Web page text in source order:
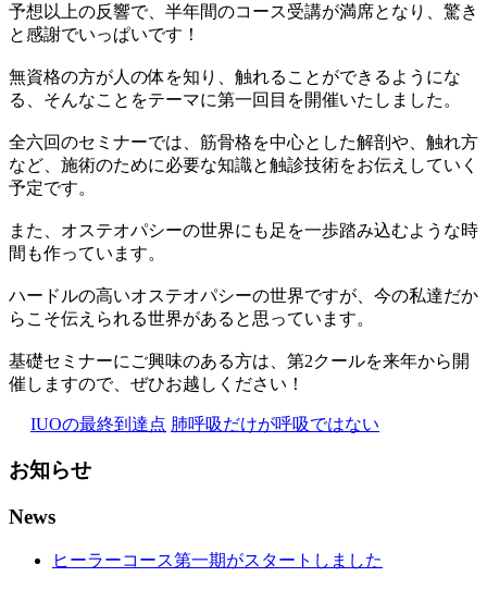
予想以上の反響で、半年間のコース受講が満席となり、驚き
と感謝でいっぱいです！
無資格の方が人の体を知り、触れることができるようにな
る、そんなことをテーマに第一回目を開催いたしました。
全六回のセミナーでは、筋骨格を中心とした解剖や、触れ方
など、施術のために必要な知識と触診技術をお伝えしていく
予定です。
また、オステオパシーの世界にも足を一歩踏み込むような時
間も作っています。
ハードルの高いオステオパシーの世界ですが、今の私達だか
らこそ伝えられる世界があると思っています。
基礎セミナーにご興味のある方は、第2クールを来年から開
催しますので、ぜひお越しください！
IUOの最終到達点 肺呼吸だけが呼吸ではない
お知らせ
News
ヒーラーコース第一期がスタートしました